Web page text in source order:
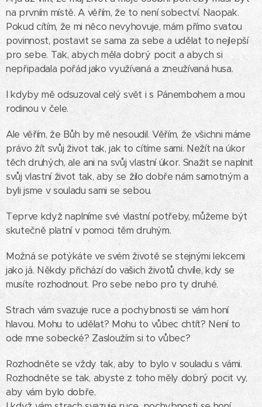
na prvním místě. A věřím, že to není sobectví. Naopak.
Pokud cítím, že mi něco nevyhovuje, mám přímo svatou
povinnost, postavit se sama za sebe a udělat to nejlepší
pro sebe. Tak, abych měla dobrý pocit a abych si
nepřipadala pořád jako využívaná a zneužívaná husa.
I kdyby mě odsuzoval celý svět i s Pánembohem a mou
rodinou v čele.
Ale věřím, že Bůh by mě nesoudil. Věřím, že všichni máme
právo žít svůj život tak, jak to cítíme sami. Nežít na úkor
těch druhých, ale ani na svůj vlastní úkor. Snažit se naplnit
svůj vlastní život tak, aby se žilo dobře nám samotným a
byli jsme v souladu sami se sebou.
Teprve když naplníme své vlastní potřeby, můžeme být
skutečně platní v pomoci těm druhým.
Možná se potýkáte ve svém životě se stejnými lekcemi
jako já. Někdy přichází do vašich životů chvíle, kdy se
musíte rozhodnout. Pro sebe nebo pro ty druhé.
Strach vám svazuje ruce a pochybnosti se vám honí
hlavou. Mohu to udělat? Mohu to vůbec chtít? Není to
ode mne sobecké? Zasloužím si to vůbec?
Rozhodněte se vždy tak, aby to bylo v souladu s vámi.
Rozhodněte se tak, abyste z toho měly dobrý pocit vy,
aby vám bylo dobře.